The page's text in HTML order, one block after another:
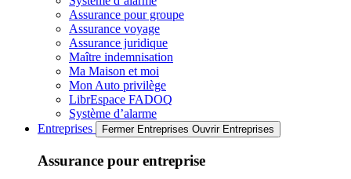
Assurance pour groupe
Assurance voyage
Assurance juridique
Maître indemnisation
Ma Maison et moi
Mon Auto privilège
LibrEspace FADOQ
Système d’alarme
Entreprises
Fermer Entreprises Ouvrir Entreprises
Assurance pour entreprise